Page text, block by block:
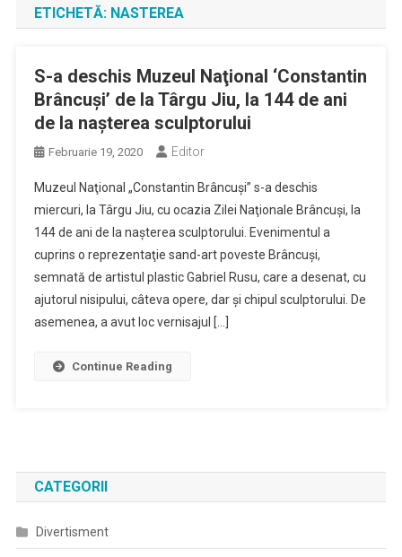
ETICHETĂ: NASTEREA
S-a deschis Muzeul Naţional ‘Constantin
Brâncuşi’ de la Târgu Jiu, la 144 de ani
de la naşterea sculptorului
Februarie 19, 2020 Editor
Muzeul Naţional „Constantin Brâncuşi” s-a deschis
miercuri, la Târgu Jiu, cu ocazia Zilei Naţionale Brâncuşi, la
144 de ani de la naşterea sculptorului. Evenimentul a
cuprins o reprezentaţie sand-art poveste Brâncuşi,
semnată de artistul plastic Gabriel Rusu, care a desenat, cu
ajutorul nisipului, câteva opere, dar şi chipul sculptorului. De
asemenea, a avut loc vernisajul […]
Continue Reading
CATEGORII
Divertisment